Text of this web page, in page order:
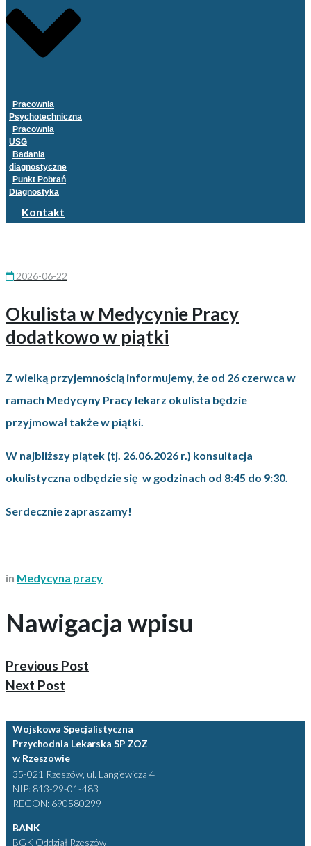
Pracownia
Psychotechniczna
Pracownia
USG
Badania
diagnostyczne
Punkt Pobrań
Diagnostyka
Kontakt
2026-06-22
Okulista w Medycynie Pracy
dodatkowo w piątki
Z wielką przyjemnością informujemy, że od 26 czerwca w
ramach Medycyny Pracy lekarz okulista będzie
przyjmował także w piątki.
W najbliższy piątek (tj. 26.06.2026 r.) konsultacja
okulistyczna odbędzie się w godzinach od 8:45 do 9:30.
Serdecznie zapraszamy!
in Medycyna pracy
Nawigacja wpisu
Previous Post
Next Post
Wojskowa Specjalistyczna
Przychodnia Lekarska SP ZOZ
w Rzeszowie
35-021 Rzeszów, ul. Langiewicza 4
NIP: 813-29-01-483
REGON: 690580299
BANK
BGK Oddział Rzeszów